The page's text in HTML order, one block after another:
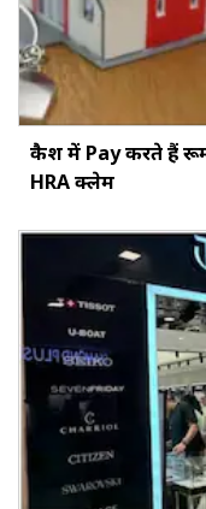
कैश में Pay करते हैं रूम
HRA क्लेम